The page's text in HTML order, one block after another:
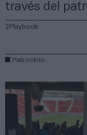
través del
2Playbook
Patrocinio